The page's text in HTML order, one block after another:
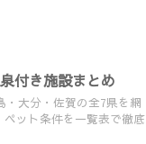
付き施設まとめ
・大分・佐賀の全7県を網
ット条件を一覧表で徹底